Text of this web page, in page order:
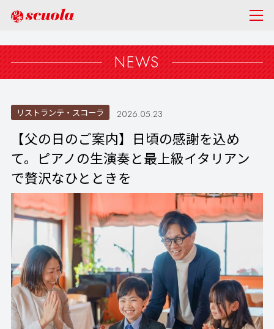
NEWS
リストランテ・スコーラ 2026.05.23
【父の日のご案内】日頃の感謝を込め
て。ピアノの生演奏と最上級イタリアン
で贅沢なひとときを